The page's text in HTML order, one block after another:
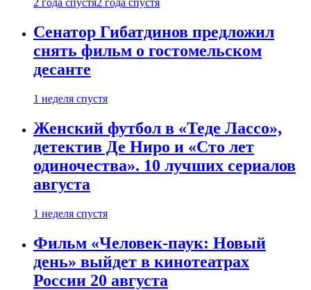
2 года спустя2 года спустя
Сенатор Гибатдинов предложил
снять фильм о гостомельском
десанте
1 неделя спустя
Женский футбол в «Теде Лассо»,
детектив Де Ниро и «Сто лет
одиночества». 10 лучших сериалов
августа
1 неделя спустя
Фильм «Человек-паук: Новый
день» выйдет в кинотеатрах
России 20 августа